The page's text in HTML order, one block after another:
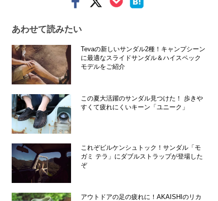
あわせて読みたい
Tevaの新しいサンダル2種！キャンプシーン
に最適なスライドサンダル＆ハイスペック
モデルをご紹介
この夏大活躍のサンダル見つけた！ 歩きや
すくて疲れにくいキーン「ユニーク」
これぞビルケンシュトック！サンダル「モ
ガミ テラ」にダブルストラップが登場した
ぞ
アウトドアの足の疲れに！AKAISHIのリカ